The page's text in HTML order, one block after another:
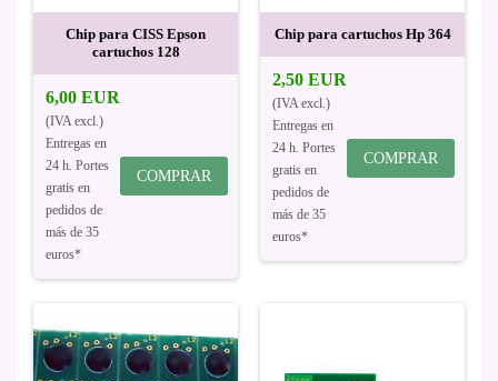
Chip para CISS Epson
cartuchos 128
6,00 EUR
(IVA excl.)
Entregas en
24 h. Portes
gratis en
pedidos de
más de 35
euros*
COMPRAR
Chip para cartuchos Hp 364
2,50 EUR
(IVA excl.)
Entregas en
24 h. Portes
gratis en
pedidos de
más de 35
euros*
COMPRAR